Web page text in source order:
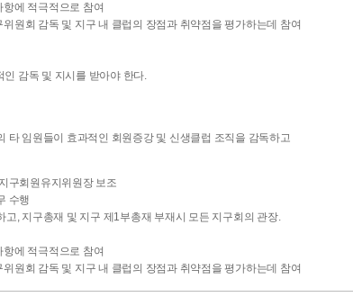
에 적극적으로 참여
원회 감독 및 지구 내 클럽의 장점과 취약점을 평가하는데 참여
감독 및 지시를 받아야 한다.
타 임원들이 효과적인 회원증강 및 신생클럽 조직을 감독하고
구회원유지위원장 보조
수행
고, 지구총재 및 지구 제1부총재 부재시 모든 지구회의 관장.
에 적극적으로 참여
원회 감독 및 지구 내 클럽의 장점과 취약점을 평가하는데 참여